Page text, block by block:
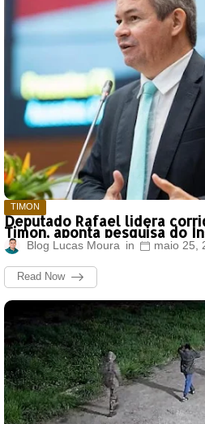
TIMON
Deputado Rafael lidera
Timon, aponta pesquisa do
Blog Lucas Moura maio 25,
Read Now